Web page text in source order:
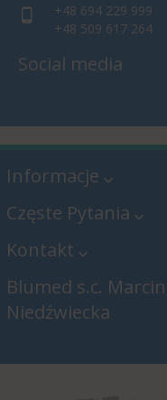
+48 694 229 999
+48 509 617 264
Social media
Informacje
Częste Pytania
Kontakt
Blumed s.c.
Niedźwiecka